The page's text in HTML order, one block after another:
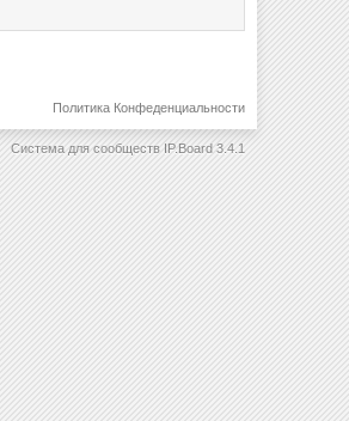
Политика Конфеденциальности
Система для сообществ IP.Board 3.4.1